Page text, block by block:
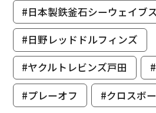
#日本製鉄釜石シーウェイブス
#日野レッドドルフィンズ
#ヤクルトレビンズ戸田
#プレーオフ
#クロスボ